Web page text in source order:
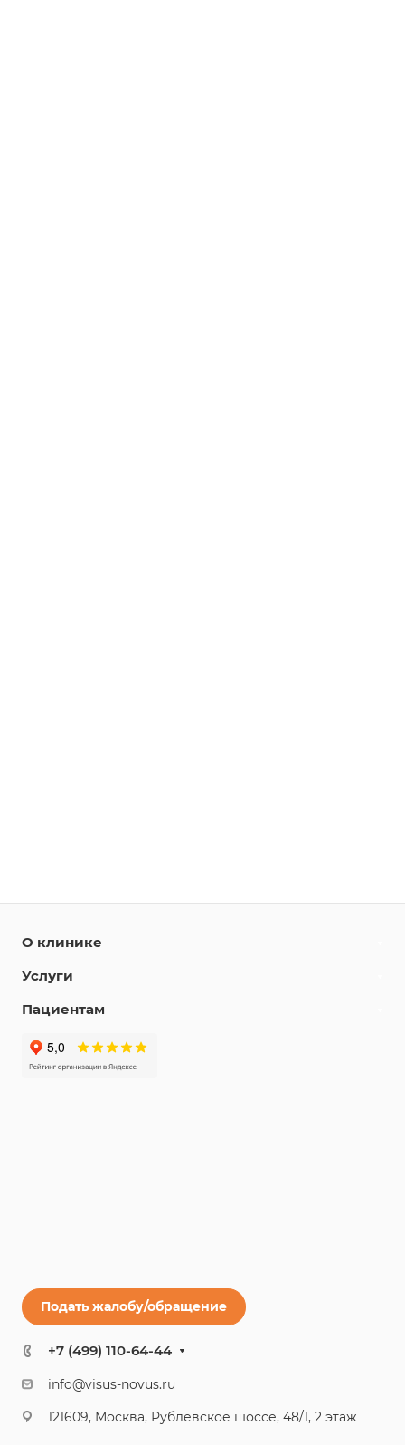
О клинике
Услуги
Пациентам
Подать жалобу/обращение
+7 (499) 110-64-44
info@visus-novus.ru
121609, Москва, Рублевское шоссе, 48/1, 2 этаж